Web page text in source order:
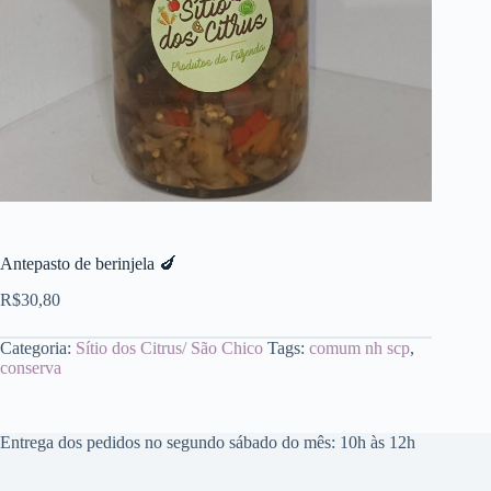
Antepasto de berinjela 🍆
R$30,80
Categoria: Sítio dos Citrus/ São Chico Tags: comum nh scp,
conserva
Entrega dos pedidos no segundo sábado do mês: 10h às 12h